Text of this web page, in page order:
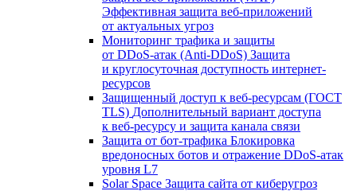
Эффективная защита веб-приложений
от актуальных угроз
Мониторинг трафика и защиты
от DDoS‑атак (Anti‑DDoS) Защита
и круглосуточная доступность интернет-
ресурсов
Защищенный доступ к веб-ресурсам (ГОСТ
TLS) Дополнительный вариант доступа
к веб‑ресурсу и защита канала связи
Защита от бот‑трафика Блокировка
вредоносных ботов и отражение DDoS‑атак
уровня L7
Solar Space Защита сайта от киберугроз